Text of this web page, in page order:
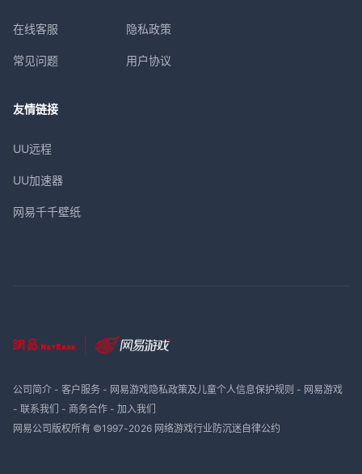
在线客服
常见问题
隐私政策
用户协议
友情链接
UU远程
UU加速器
网易千千壁纸
公司简介- 客户服务- 网易游戏隐私政策及儿童个人信息保护规则 - 网易游戏
- 联系我们 - 商务合作- 加入我们
网易公司版权所有 ©1997-2026 网络游戏行业防沉迷自律公约